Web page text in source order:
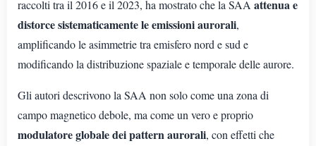
raccolti tra il 2016 e il 2023, ha mostrato che la SAA attenua e
distorce sistematicamente le emissioni aurorali,
amplificando le asimmetrie tra emisfero nord e sud e
modificando la distribuzione spaziale e temporale delle aurore.
Gli autori descrivono la SAA non solo come una zona di
campo magnetico debole, ma come un vero e proprio
modulatore globale dei pattern aurorali, con effetti che